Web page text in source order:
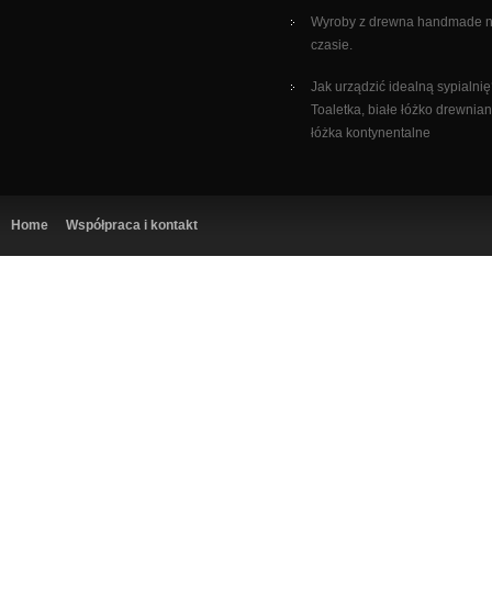
Wyroby z drewna handmade
czasie.
Jak urządzić idealną
Toaletka, białe łóżko
łóżka kontynentalne
Home Współpraca i kontakt